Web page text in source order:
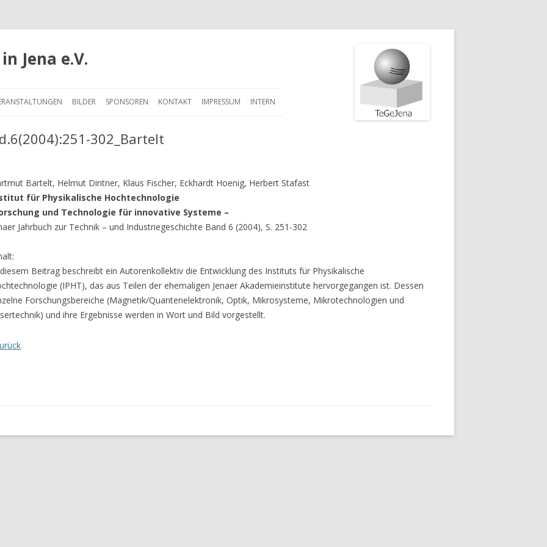
Jena e.V.
zum
BILDER SPONSOREN KONTAKT IMPRESSUM INTERN
302_Bartelt
Bartelt, Helmut Dintner, Klaus Fischer, Eckhardt Hoenig, Herbert Stafast
für Physikalische Hochtechnologie
und Technologie für innovative Systeme –
Jahrbuch zur Technik – und Industriegeschichte Band 6 (2004), S. 251-302
Beitrag beschreibt ein Autorenkollektiv die Entwicklung des Instituts für Physikalische
(IPHT), das aus Teilen der ehemaligen Jenaer Akademieinstitute hervorgegangen ist. Dessen
Forschungsbereiche (Magnetik/Quantenelektronik, Optik, Mikrosysteme, Mikrotechnologien und
und ihre Ergebnisse werden in Wort und Bild vorgestellt.